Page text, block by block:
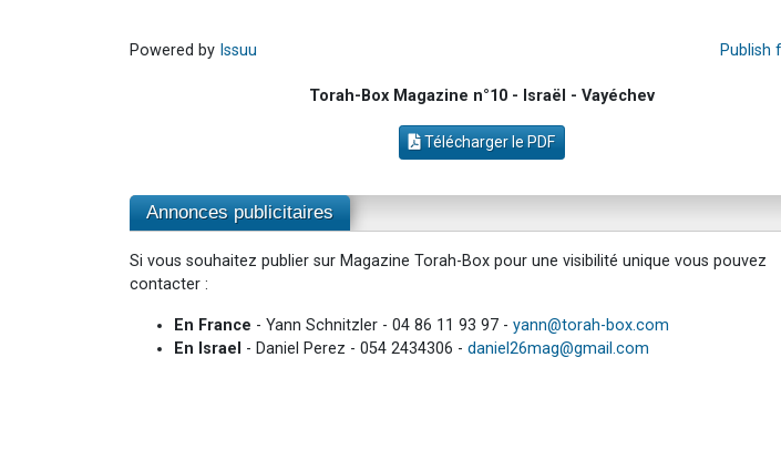
Powered by Issuu Publish
Torah-Box Magazine n°10 - Israël - Vayéchev
Télécharger le PDF
Annonces publicitaires
Si vous souhaitez publier sur Magazine Torah-Box pour une visibilité unique vous pouvez
contacter :
En France - Yann Schnitzler - 04 86 11 93 97 - yann@torah-box.com
En Israel - Daniel Perez - 054 2434306 - daniel26mag@gmail.com